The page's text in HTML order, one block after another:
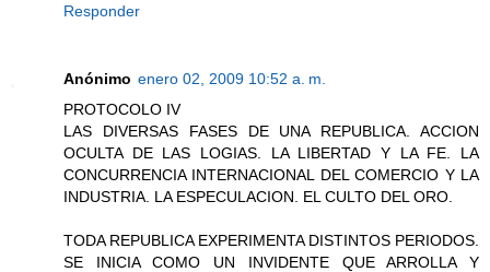
Responder
Anónimo enero 02, 2009 10:52 a. m.
PROTOCOLO IV
LAS DIVERSAS FASES DE UNA REPUBLICA. ACCION
OCULTA DE LAS LOGIAS. LA LIBERTAD Y LA FE. LA
CONCURRENCIA INTERNACIONAL DEL COMERCIO Y LA
INDUSTRIA. LA ESPECULACION. EL CULTO DEL ORO.
TODA REPUBLICA EXPERIMENTA DISTINTOS PERIODOS.
SE INICIA COMO UN INVIDENTE QUE ARROLLA Y